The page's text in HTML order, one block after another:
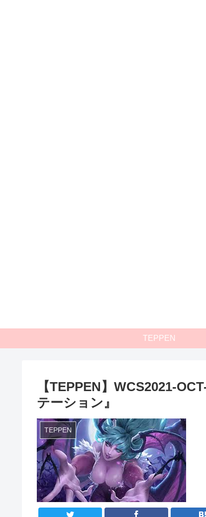
TEPPEN
【TEPPEN】WCS2021-
テーション』
TEPPEN